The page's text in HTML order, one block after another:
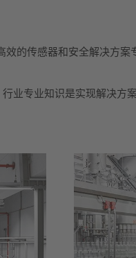
的传感器和安全解决方
业专业知识是实现解决方案